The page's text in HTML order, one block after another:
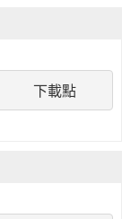
下載點